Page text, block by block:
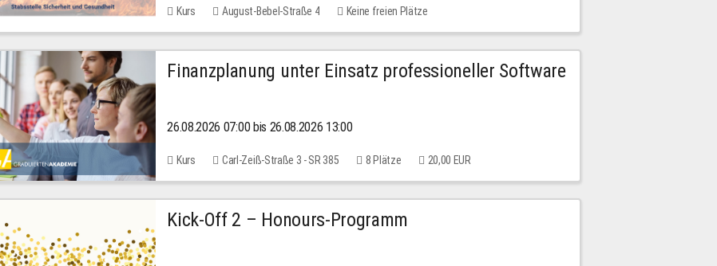
Kurs August-Bebel-Straße 4 Keine freien Plätze
Finanzplanung unter Einsatz professioneller Software
26.08.2026 07:00 bis 26.08.2026 13:00
Kurs Carl-Zeiß-Straße 3 - SR 385 8 Plätze 20,00 EUR
Kick-Off 2 – Honours-Programm